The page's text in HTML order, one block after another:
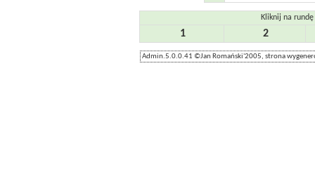
Kliknij na
1 2
Admin.5.0.0.41 ©Jan Romański'2005, strona